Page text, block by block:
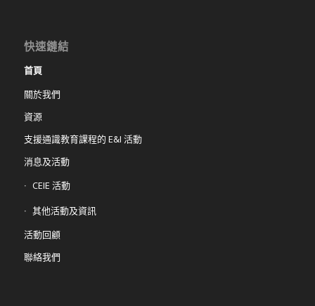
快速鏈結
首頁
關於我們
資源
支援通識教育課程的 E&I 活動
消息及活動
CEIE 活動
其他活動及資訊
活動回顧
聯絡我們